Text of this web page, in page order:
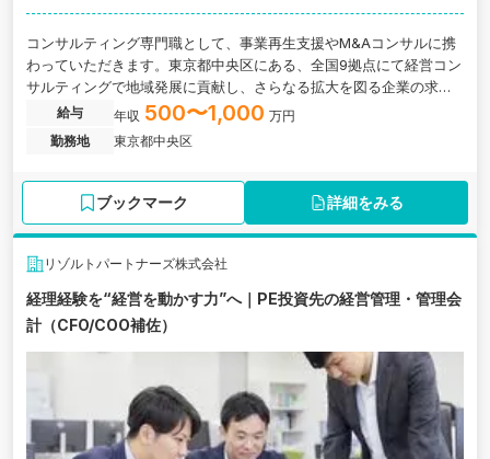
コンサルティング専門職として、事業再生支援やМ&Aコンサルに携
わっていただきます。東京都中央区にある、全国9拠点にて経営コン
サルティングで地域発展に貢献し、さらなる拡大を図る企業の求人
です。給与 年収 500〜1,000 万円
勤務地
東京都中央区
ブックマーク 詳細をみる
リゾルトパートナーズ株式会社
経理経験を“経営を動かす力”へ｜PE投資先の経営管理・管理会
計（CFO/COO補佐）